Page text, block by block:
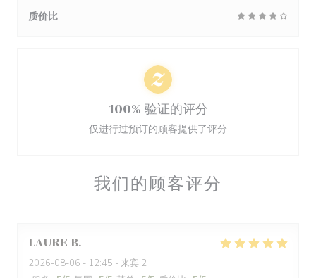
我们的顾客评分
LAURE B
2026-08-06 - 12:45 - 来宾 2
质价比
100% 验证的评分
仅进行过预订的顾客提供了评分